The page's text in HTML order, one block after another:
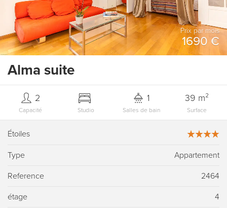
Prix ​​par mois
1690 €
Alma suite
Capacité
2
Studio Salles de bain
1
Surface
39 m²
Étoiles
Type Appartement
Reference 2464
étage 4